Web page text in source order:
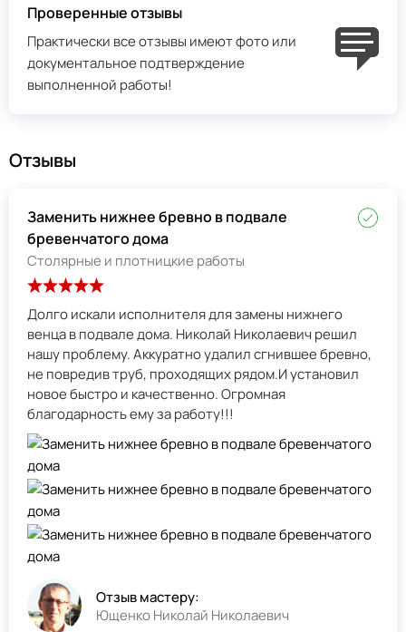
Проверенные отзывы
Практически все отзывы имеют фото или
документальное подтверждение
выполненной работы!
Отзывы
Заменить нижнее бревно в подвале
бревенчатого дома
Столярные и плотницкие работы
Долго искали исполнителя для замены нижнего
венца в подвале дома. Николай Николаевич решил
нашу проблему. Аккуратно удалил сгнившее бревно,
не повредив труб, проходящих рядом.И установил
новое быстро и качественно. Огромная
благодарность ему за работу!!!
Отзыв мастеру:
Ющенко Николай Николаевич